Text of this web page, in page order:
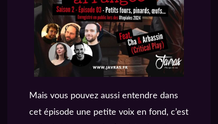
Mais vous pouvez aussi entendre dans
cet épisode une petite voix en fond, c’est